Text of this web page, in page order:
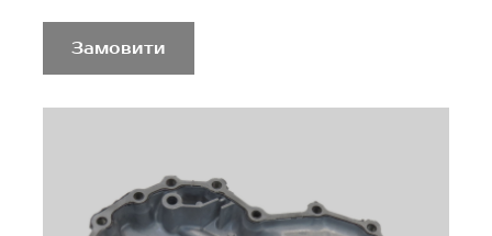
Замовити